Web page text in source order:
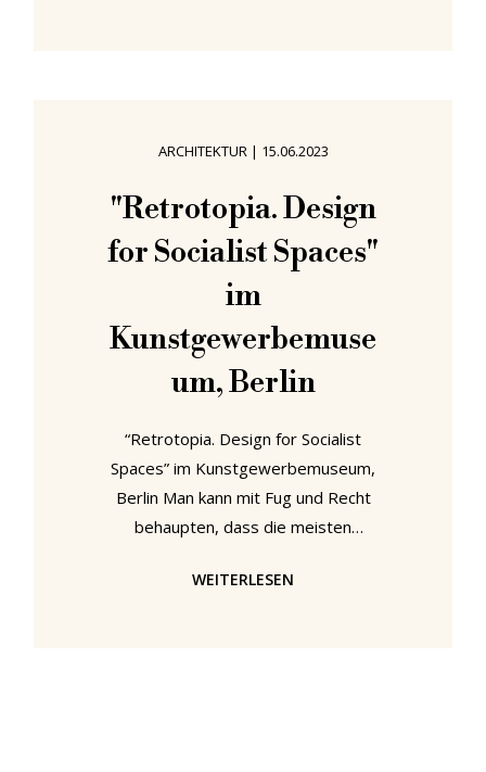
führen nach Frankfurt, Ljubljana,
Wien, Rom und Amberg... "Yes, we
care. Das Neue Frankfurt und die
Frage nach dem Gemeinwohl" im
Museum
ARCHITEKTUR| 15.06.2023
"Retrotopia. Design
for Socialist Spaces"
im
Kunstgewerbemuse
um, Berlin
“Retrotopia. Design for Socialist
Spaces” im Kunstgewerbemuseum,
Berlin Man kann mit Fug und Recht
behaupten, dass die meisten
noch eine sehr stereotype,
WEITERLESEN